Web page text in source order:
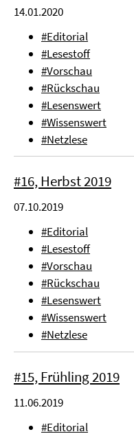
14.01.2020
#Editorial
#Lesestoff
#Vorschau
#Rückschau
#Lesenswert
#Wissenswert
#Netzlese
#16, Herbst 2019
07.10.2019
#Editorial
#Lesestoff
#Vorschau
#Rückschau
#Lesenswert
#Wissenswert
#Netzlese
#15, Frühling 2019
11.06.2019
#Editorial